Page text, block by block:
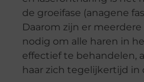
de groeifase (anagene
Daarom zijn er
nodig om alle haren in
effectief te behandelen,
haar zich tegelijkertijd in